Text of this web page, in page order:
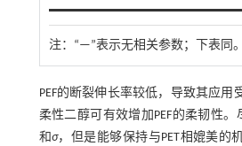
注： “—”表示无相关参数；下表同。
PEF的断裂伸长率较低，导致其应用
柔性二醇可有效增加PEF的柔韧性。
和σ，但是能够保持与PET相媲美的